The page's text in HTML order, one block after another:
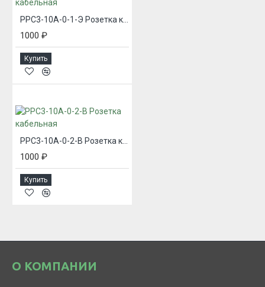
РРС3-10А-0-1-Э Розетка кабельная
1000 ₽
Купить
РРС3-10А-0-2-В Розетка кабельная
1000 ₽
Купить
О КОМПАНИИ